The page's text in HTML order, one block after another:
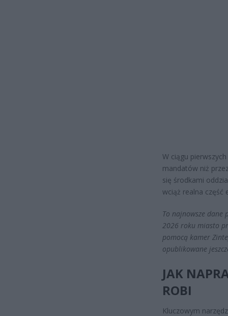
W ciągu
mandatów niż
się środkami
wciąż realna część
To najnowsze
2026 roku miasto
pomocą kamer
opublikowane
JAK
ROBI
Kluczowym